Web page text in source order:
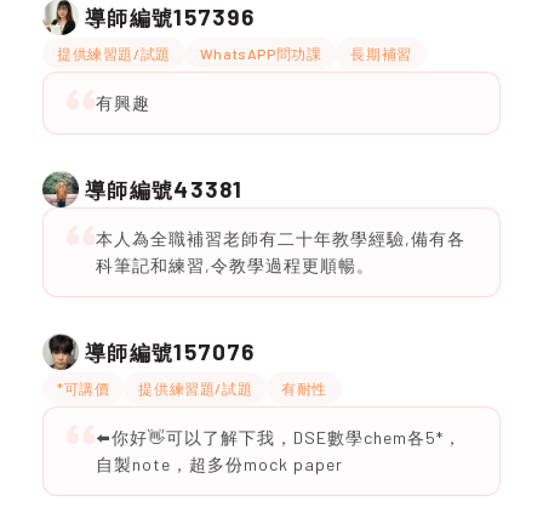
導師編號157396
提供練習題/試題 WhatsAPP問功課 長期補習
有興趣
導師編號43381
本人為全職補習老師有二十年教學經驗,備有各
科筆記和練習,令教學過程更順暢。
導師編號157076
*可講價 提供練習題/試題 有耐性
⬅️你好👋可以了解下我，DSE數學chem各5*，
自製note，超多份mock paper